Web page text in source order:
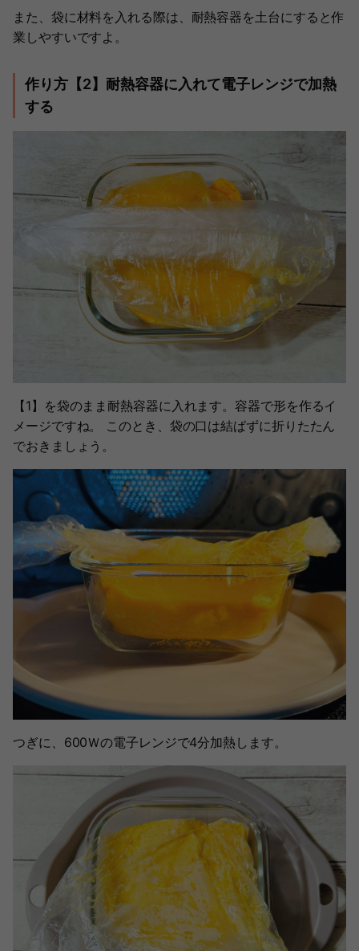
また、袋に材料を入れる際は、耐熱容器を土台にすると作
業しやすいですよ。
作り方【2】耐熱容器に入れて電子レンジで加熱
する
【1】を袋のまま耐熱容器に入れます。容器で形を作るイ
メージですね。 このとき、袋の口は結ばずに折りたたん
でおきましょう。
つぎに、600Ｗの電子レンジで4分加熱します。